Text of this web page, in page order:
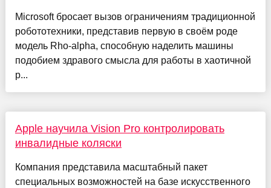
Microsoft бросает вызов ограничениям традиционной
робототехники, представив первую в своём роде
модель Rho-alpha, способную наделить машины
подобием здравого смысла для работы в хаотичной
р...
Apple научила Vision Pro контролировать
инвалидные коляски
Компания представила масштабный пакет
специальных возможностей на базе искусственного